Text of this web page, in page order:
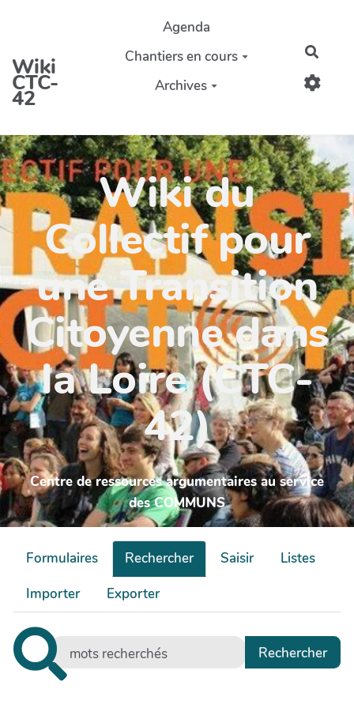
Aller au contenu principal
Wiki
CTC-
42
Agenda
Chantiers en cours
Archives
Wiki du
Collectif pour
une Transition
Citoyenne dans
la Loire (CTC-
42)
Centre de ressources argumentaires au service
des COMMUNS
Formulaires Rechercher Saisir
Listes
Importer
Exporter